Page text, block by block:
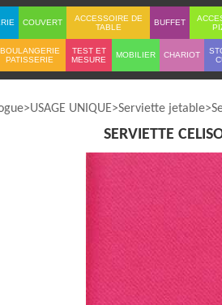
COUVERT
ACCESSOIRE DE
TABLE
BUFFET
BOULANGERIE
PATISSERIE
TEST ET
MESURE
MOBILIER CHARIOT
USAGE UNIQUE Serviette jetable
SERVIETTE